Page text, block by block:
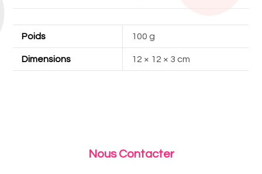
Poids 100 g
Dimensions 12 × 12 × 3 cm
Nous Contacter